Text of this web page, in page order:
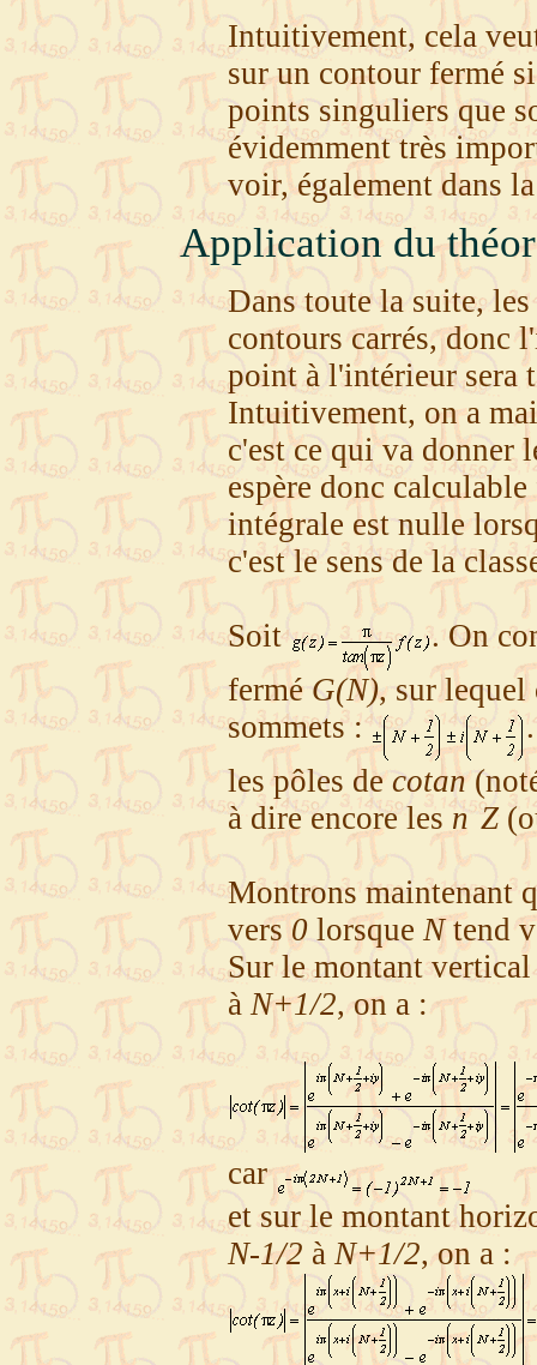
Intuitivement, cela
sur un contour fermé
points singuliers que
évidemment très
voir, également dans
Application du
Dans toute la suite,
contours carrés, donc
point à l'intérieur sera
Intuitivement, on a
c'est ce qui va donner
espère donc
intégrale est nulle
c'est le sens de la
Soit
. On
fermé G(N), sur lequel
sommets :
les pôles de cotan
à dire encore lesn Z
Montrons maintenant
vers 0 lorsque Ntend
Sur le montant
à N+1/2, on a :
car
et sur le montant
N-1/2 à N+1/2, on a :